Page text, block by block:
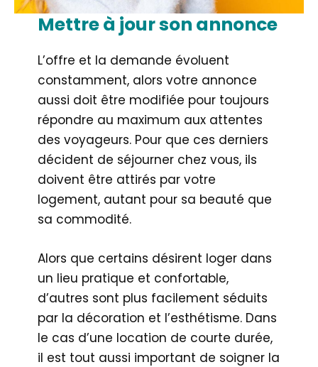
Mettre à jour son annonce
L’offre et la demande évoluent
constamment, alors votre annonce
aussi doit être modifiée pour toujours
répondre au maximum aux attentes
des voyageurs. Pour que ces derniers
décident de séjourner chez vous, ils
doivent être attirés par votre
logement, autant pour sa beauté que
sa commodité.
Alors que certains désirent loger dans
un lieu pratique et confortable,
d’autres sont plus facilement séduits
par la décoration et l’esthétisme. Dans
le cas d’une location de courte durée,
il est tout aussi important de soigner la